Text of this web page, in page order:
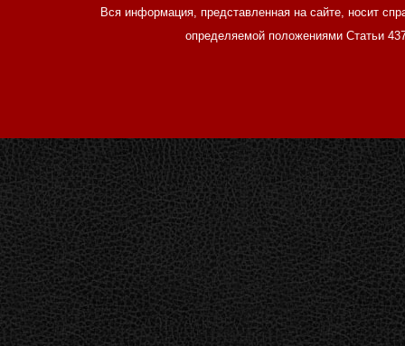
Вся информация, представленная на сайте, носит
определяемой положениями Статьи